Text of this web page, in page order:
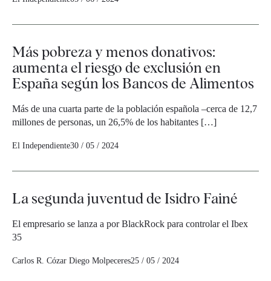
Más pobreza y menos donativos:
aumenta el riesgo de exclusión en
España según los Bancos de Alimentos
Más de una cuarta parte de la población española –cerca de 12,7
millones de personas, un 26,5% de los habitantes […]
El Independiente30 / 05 / 2024
La segunda juventud de Isidro Fainé
El empresario se lanza a por BlackRock para controlar el Ibex
35
Carlos R. Cózar Diego Molpeceres25 / 05 / 2024